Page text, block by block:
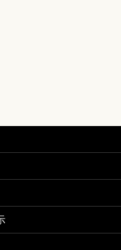
ド】エクストラブースタ
ド】ブースターパック 受
ド】プレミアムブースタ
ド】ブースターパック 師
ド】ブースターパック 神